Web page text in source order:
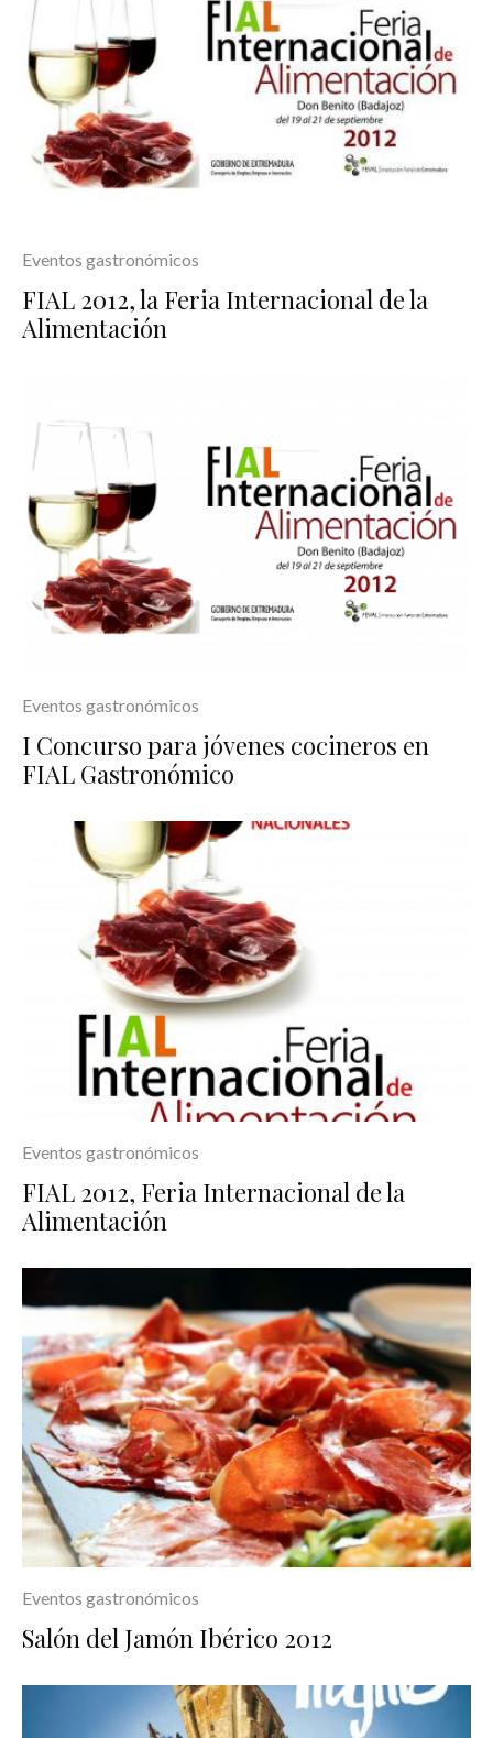
Eventos gastronómicos
FIAL 2012, la Feria Internacional de la
Alimentación
Eventos gastronómicos
I Concurso para jóvenes cocineros en
FIAL Gastronómico
Eventos gastronómicos
FIAL 2012, Feria Internacional de la
Alimentación
Eventos gastronómicos
Salón del Jamón Ibérico 2012